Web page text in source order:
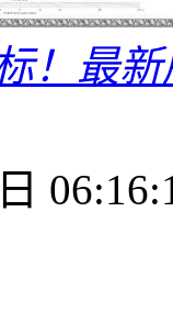
！最